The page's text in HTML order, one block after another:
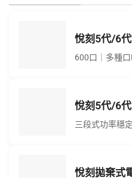
悅刻5代/6
600口｜多種
悅刻5代/6
三段式功率穩
悅刻拋棄式